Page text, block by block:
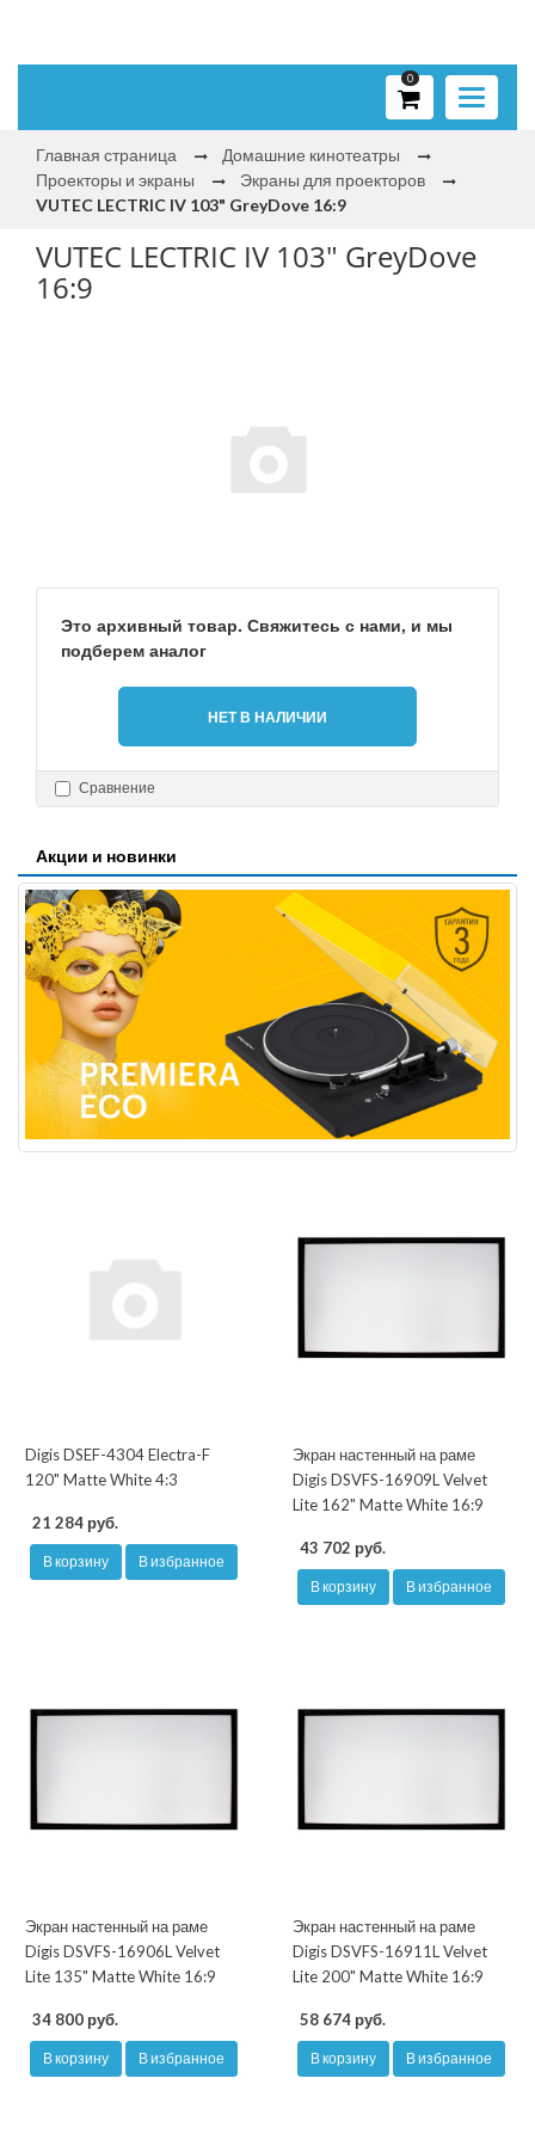
Toggle
0
Главная страница
Домашние кинотеатры
Проекторы и экраны
Экраны для проекторов
VUTEC LECTRIC IV 103" GreyDove 16:9
VUTEC LECTRIC IV 103" GreyDove
16:9
Это архивный товар. Свяжитесь с нами, и мы
подберем аналог
НЕТ В НАЛИЧИИ
Сравнение
Акции и новинки
Digis DSEF-4304 Electra-F
120" Matte White 4:3
21 284 руб.
В корзину В избранное
Экран настенный на раме
Digis DSVFS-16909L Velvet
Lite 162" Matte White 16:9
43 702 руб.
В корзину В избранное
Экран настенный на раме
Digis DSVFS-16906L Velvet
Lite 135" Matte White 16:9
34 800 руб.
В корзину В избранное
Экран настенный на раме
Digis DSVFS-16911L Velvet
Lite 200" Matte White 16:9
58 674 руб.
В корзину В избранное